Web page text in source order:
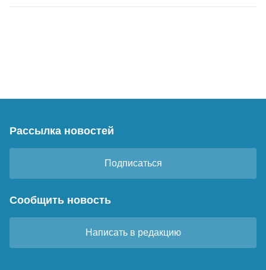
Рассылка новостей
Подписаться
Сообщить новость
Написать в редакцию